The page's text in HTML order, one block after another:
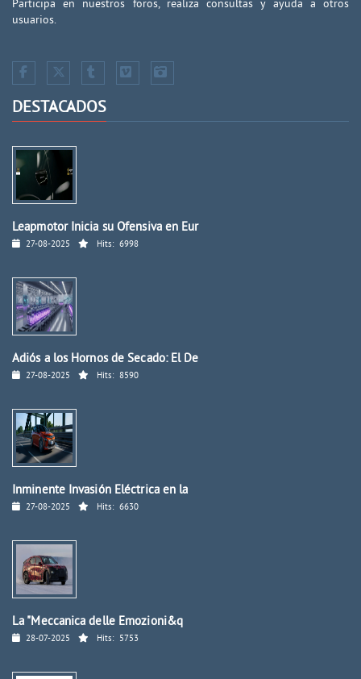
Participa en nuestros foros, realiza consultas y ayuda a otros
usuarios.
DESTACADOS
Leapmotor Inicia su Ofensiva en Eur
27-08-2025 Hits: 6998
Adiós a los Hornos de Secado: El De
27-08-2025 Hits: 8590
Inminente Invasión Eléctrica en la
27-08-2025 Hits: 6630
La "Meccanica delle Emozioni&q
28-07-2025 Hits: 5753